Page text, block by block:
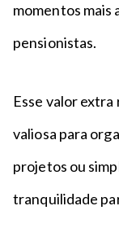
momentos mais
pensionistas.
Esse valor
valiosa para
projetos ou
tranquilidade